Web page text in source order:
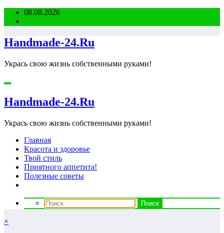
Перейти08.08.2026
Handmade-24.Ru
Укрась свою жизнь собственными руками!
Handmade-24.Ru
Укрась свою жизнь собственными руками!
Главная
Красота и здоровье
Твой стиль
Приятного аппетита!
Полезные советы
×